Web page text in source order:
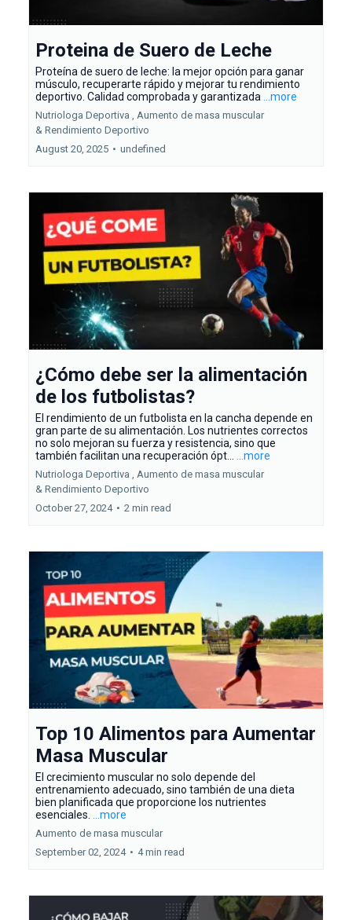
Proteina de Suero de Leche
Proteína de suero de leche: la mejor opción para ganar
músculo, recuperarte rápido y mejorar tu rendimiento
deportivo. Calidad comprobada y garantizada
...more
Nutriologa Deportiva , Aumento de masa muscular
& Rendimiento Deportivo
August 20, 2025 • undefined
¿Cómo debe ser la alimentación
de los futbolistas?
El rendimiento de un futbolista en la cancha depende en
gran parte de su alimentación. Los nutrientes correctos
no solo mejoran su fuerza y resistencia, sino que
también facilitan una recuperación ópt...
...more
Nutriologa Deportiva , Aumento de masa muscular
& Rendimiento Deportivo
October 27, 2024 • 2 min read
Top 10 Alimentos para Aumentar
Masa Muscular
El crecimiento muscular no solo depende del
entrenamiento adecuado, sino también de una dieta
bien planificada que proporcione los nutrientes
esenciales.
...more
Aumento de masa muscular
September 02, 2024 • 4 min read